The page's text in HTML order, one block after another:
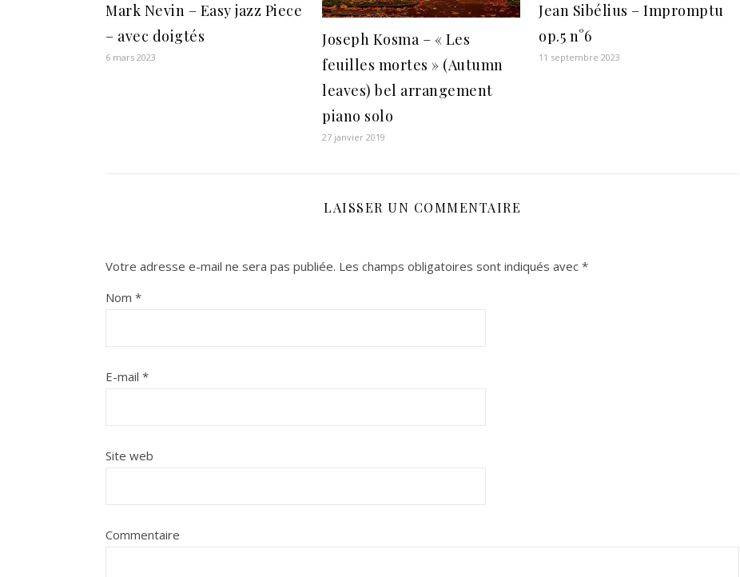
Mark Nevin – Easy jazz Piece
– avec doigtés
6 mars 2023
Joseph Kosma – « Les
feuilles mortes » (Autumn
leaves) bel arrangement
piano solo
27 janvier 2019
Jean Sibélius – Impromptu
op.5 n°6
11 septembre 2023
LAISSER UN COMMENTAIRE
Votre adresse e-mail ne sera pas publiée. Les champs obligatoires sont indiqués avec *
Nom *
E-mail *
Site web
Commentaire